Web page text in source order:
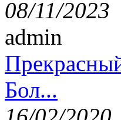
08/11/2023
admin
Бол...